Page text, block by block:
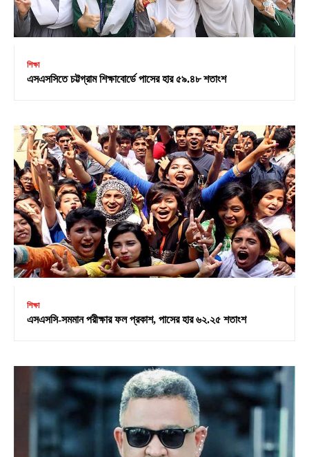
শিক্ষা
এসএসসিতে চট্টগ্রাম শিক্ষাবোর্ডে পাসের হার ৫৯.৪৮ শতাংশ
শিক্ষা
এসএসসি-সমমান পরীক্ষার ফল প্রকাশ, পাসের হার ৬২.২৫ শতাংশ